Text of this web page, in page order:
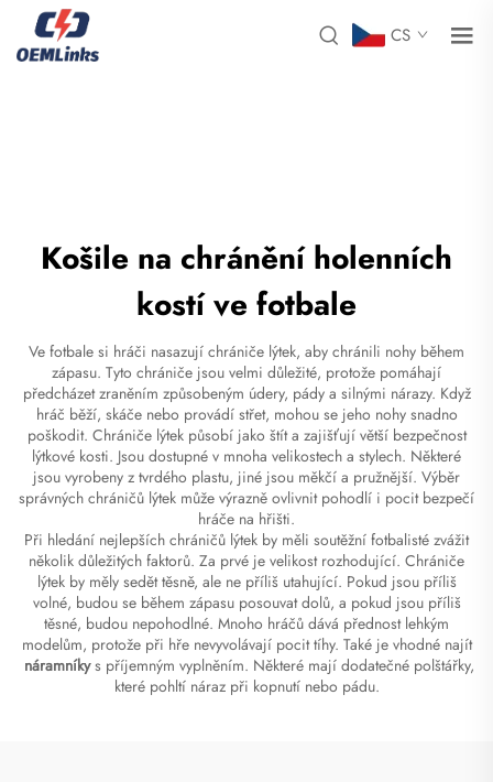
CS
Košile na chránění holenních
kostí ve fotbale
Ve fotbale si hráči nasazují chrániče lýtek, aby chránili nohy během
zápasu. Tyto chrániče jsou velmi důležité, protože pomáhají
předcházet zraněním způsobeným údery, pády a silnými nárazy. Když
hráč běží, skáče nebo provádí střet, mohou se jeho nohy snadno
poškodit. Chrániče lýtek působí jako štít a zajišťují větší bezpečnost
lýtkové kosti. Jsou dostupné v mnoha velikostech a stylech. Některé
jsou vyrobeny z tvrdého plastu, jiné jsou měkčí a pružnější. Výběr
správných chráničů lýtek může výrazně ovlivnit pohodlí i pocit bezpečí
hráče na hřišti.
Při hledání nejlepších chráničů lýtek by měli soutěžní fotbalisté zvážit
několik důležitých faktorů. Za prvé je velikost rozhodující. Chrániče
lýtek by měly sedět těsně, ale ne příliš utahující. Pokud jsou příliš
volné, budou se během zápasu posouvat dolů, a pokud jsou příliš
těsné, budou nepohodlné. Mnoho hráčů dává přednost lehkým
modelům, protože při hře nevyvolávají pocit tíhy. Také je vhodné najít
náramníkys příjemným vyplněním. Některé mají dodatečné polštářky,
které pohltí náraz při kopnutí nebo pádu.